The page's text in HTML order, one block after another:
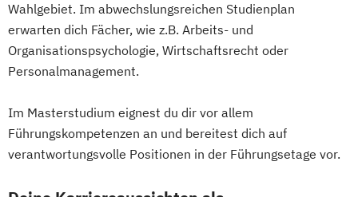
Wahlgebiet. Im abwechslungsreichen Studienplan
erwarten dich Fächer, wie z.B. Arbeits- und
Organisationspsychologie, Wirtschaftsrecht oder
Personalmanagement.
Im Masterstudium eignest du dir vor allem
Führungskompetenzen an und bereitest dich auf
verantwortungsvolle Positionen in der Führungsetage vor.